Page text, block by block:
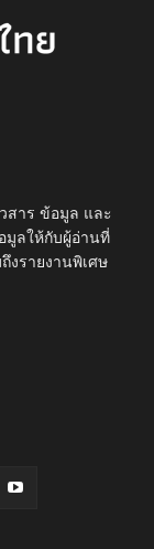
สาร ข้อมูล และ
มูลให้กับผู้อ่านที่
งรายงานพิเศษ